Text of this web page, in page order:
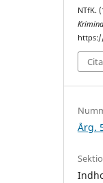
NTfK.
Årg.